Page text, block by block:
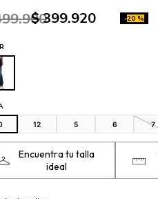
.900
$ 399.920 -20 %
12 5 6 7
Encuentra tu talla
ideal